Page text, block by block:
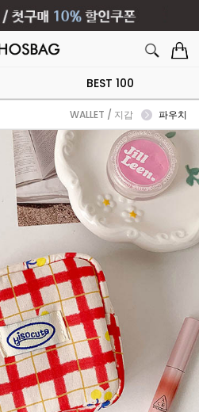
BEST 100
WALLET / 지갑 파우치